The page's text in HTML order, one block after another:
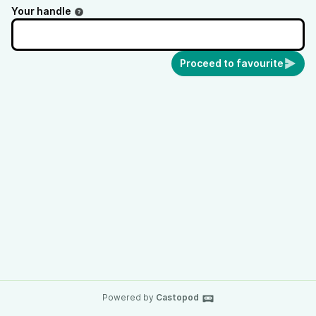
Your handle
Proceed to favourite
Powered by Castopod